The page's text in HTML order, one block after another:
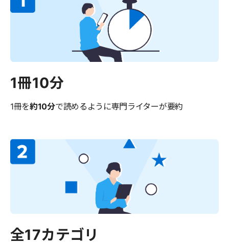
1冊10分
1冊を約10分で読めるように専門ライターが要約
全17カテゴリ